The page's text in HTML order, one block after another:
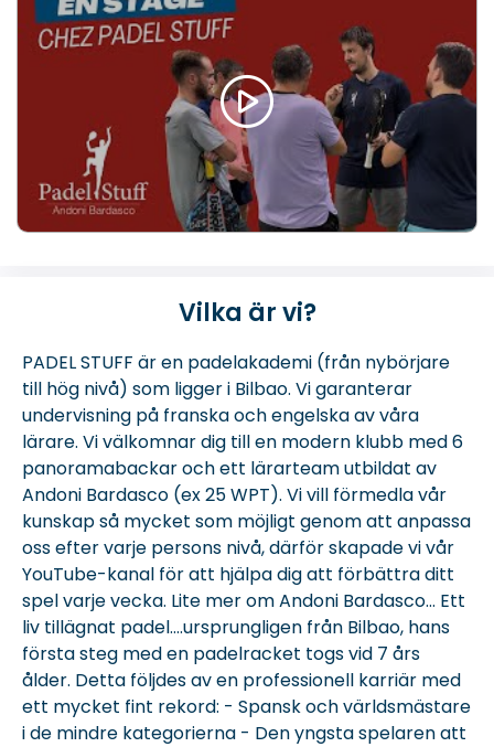
Vilka är vi?
PADEL STUFF är en padelakademi (från nybörjare
till hög nivå) som ligger i Bilbao. Vi garanterar
undervisning på franska och engelska av våra
lärare. Vi välkomnar dig till en modern klubb med 6
panoramabackar och ett lärarteam utbildat av
Andoni Bardasco (ex 25 WPT). Vi vill förmedla vår
kunskap så mycket som möjligt genom att anpassa
oss efter varje persons nivå, därför skapade vi vår
YouTube-kanal för att hjälpa dig att förbättra ditt
spel varje vecka. Lite mer om Andoni Bardasco... Ett
liv tillägnat padel....ursprungligen från Bilbao, hans
första steg med en padelracket togs vid 7 års
ålder. Detta följdes av en professionell karriär med
ett mycket fint rekord: - Spansk och världsmästare
i de mindre kategorierna - Den yngsta spelaren att